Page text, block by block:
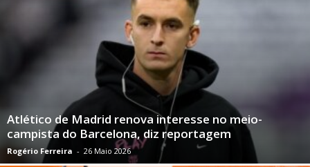
Atlético de Madrid renova interesse no meio-
campista do Barcelona, ​​diz reportagem
Rogério Ferreira - 26 Maio 2026